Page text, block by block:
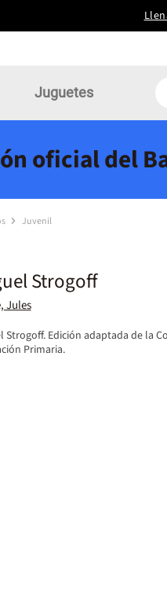
Juguetes
oficial del
Juvenil
Strogoff
Jules
Strogoff. Edición adaptada de la
Primaria.